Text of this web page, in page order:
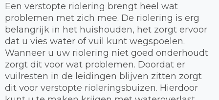
Een verstopte riolering brengt heel wat
problemen met zich mee. De riolering is erg
belangrijk in het huishouden, het zorgt ervoor
dat u vies water of vuil kunt wegspoelen.
Wanneer u uw riolering niet goed onderhoudt
zorgt dit voor wat problemen. Doordat er
vuilresten in de leidingen blijven zitten zorgt
dit voor verstopte rioleringsbuizen. Hierdoor